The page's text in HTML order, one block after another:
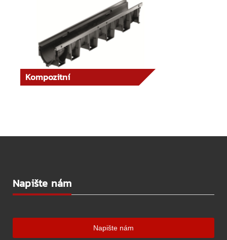
Kompozitní
Napište nám